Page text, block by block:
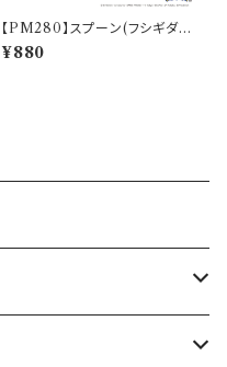
【PM280】スプーン(フシギダ
ネ)【Daily Sketch】PM281-8
50
¥880